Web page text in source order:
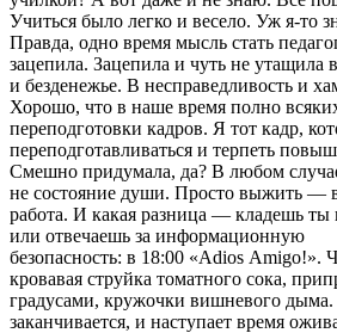
Учиться было легко и весело. Уж я-то
Правда, одно время мысль стать
зацепила. Зацепила и чуть не утащила
и безденежье. В несправедливость и
Хорошо, что в наше время полно
переподготовки кадров. Я тот кадр,
переподготавливаться и терпеть
Смешно придумала, да? В любом
не состояние души. Просто выжить —
работа. И какая разница — кладешь ты
или отвечаешь за информационную
безопасность: в 18:00 «Аdios Аmigo!».
кровавая струйка томатного сока,
градусами, кружочки вишневого
заканчивается, и наступает время